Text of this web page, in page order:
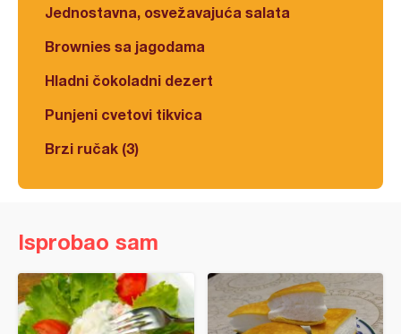
Jednostavna, osvežavajuća salata
Brownies sa jagodama
Hladni čokoladni dezert
Punjeni cvetovi tikvica
Brzi ručak (3)
Isprobao sam